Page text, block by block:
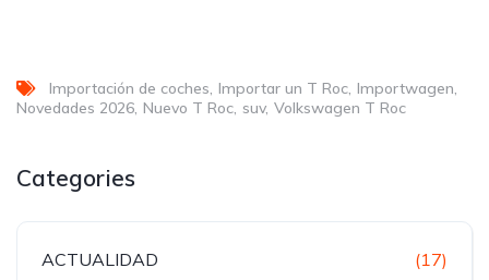
Importación de coches Importar un T Roc Importwagen
Novedades 2026 Nuevo T Roc suv Volkswagen T Roc
Categories
ACTUALIDAD (17)